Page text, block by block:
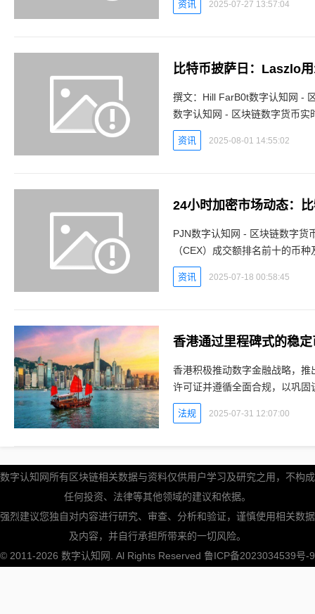
资讯 2025-07-27 13:57:04
撰文：Hill FarB0t数字认知网 - 区块链数字货币
数字认知网 - 区块链数字货币实时行情平台 来源：CentrelessB0t数
币实时行情平台
资讯 2025-08-01 14:55:02
PJN数字认知网 - 区块链数字货币实时行情平台 CEX热门币
（CEX）成交额排名前十的币
资讯 2025-07-18 00:58:45
香港通过里程碑式的稳
香港积极推动数字金融战略，
许可证并遵循全面合规，以巩
货币实时行情平台香港实施稳
法规 2025-07-31 12:07:00
数字认知网所有区块链相关数据与资料仅供用户学习及研究之用，不构成
任何投资、法律等其他领域的建议和依据。
强烈建议您独自对内容进行研究、审查、分析和验证，谨慎使用相关数据
及内容，并自行承担所带来的一切风险。
© 2011-2026 数字认知网 . Al Rights Reserved 鲁ICP备2023034539号-9